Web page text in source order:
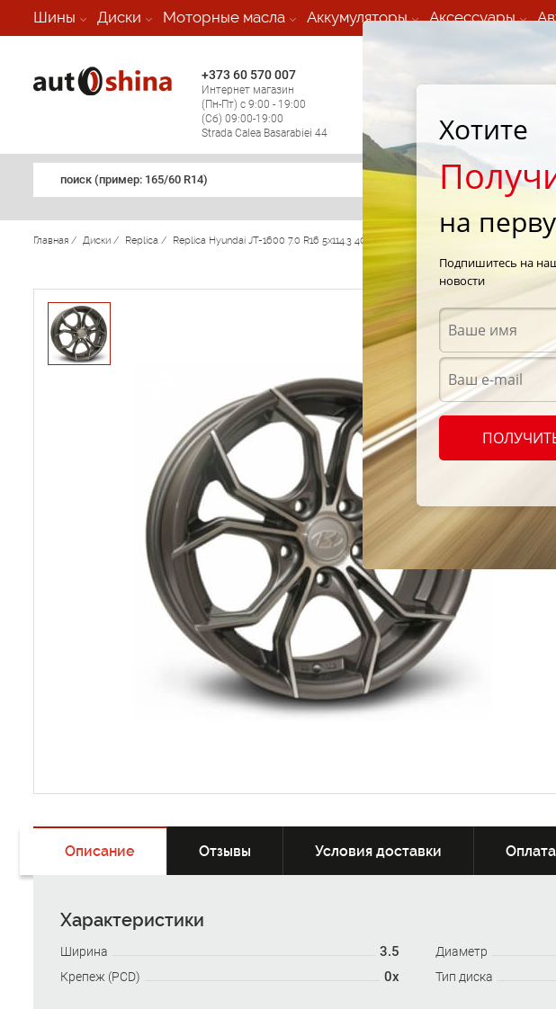
Шины Диски Моторные масла Аккумуляторы Аксессуары
+373 60 570 007
Интернет магазин
(Пн-Пт) с 9:00 - 19:00
(Сб) 09:00-19:00
Strada Calea Basarabiei 44
Мобильный шиномонтаж 24/7
поиск (примеp: 165/60 R14)
Главная / Диски / Replica / Replica Hyundai JT-1600 7.0 R16 5x114.3 40 67.1 GM
Описание Отзывы Условия доставки Оплата
Характеристики
Ширина 3.5 Диаметр
Крепеж (PCD) 0x Тип диска
Хотите
на
Подпишитесь на
новости